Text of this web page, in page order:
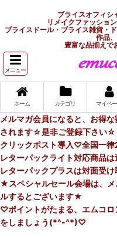
ブライスオフィ
リメイクファッショ
ブライスドール・ブライス雑貨・
作品
豊富な品揃え
メニュー
ホーム カテゴリ マイペ
メルマガ会員になると、お得
されます☆是非ご登録下さい☆
クリックポスト導入♡全国一
レターパックライト対応商品
レターパックプラスは対面受
★スペシャルセール会場は、
ルするとございます★
♡ポイントがたまる、エムコ
をしましょう(*^-^*)♡